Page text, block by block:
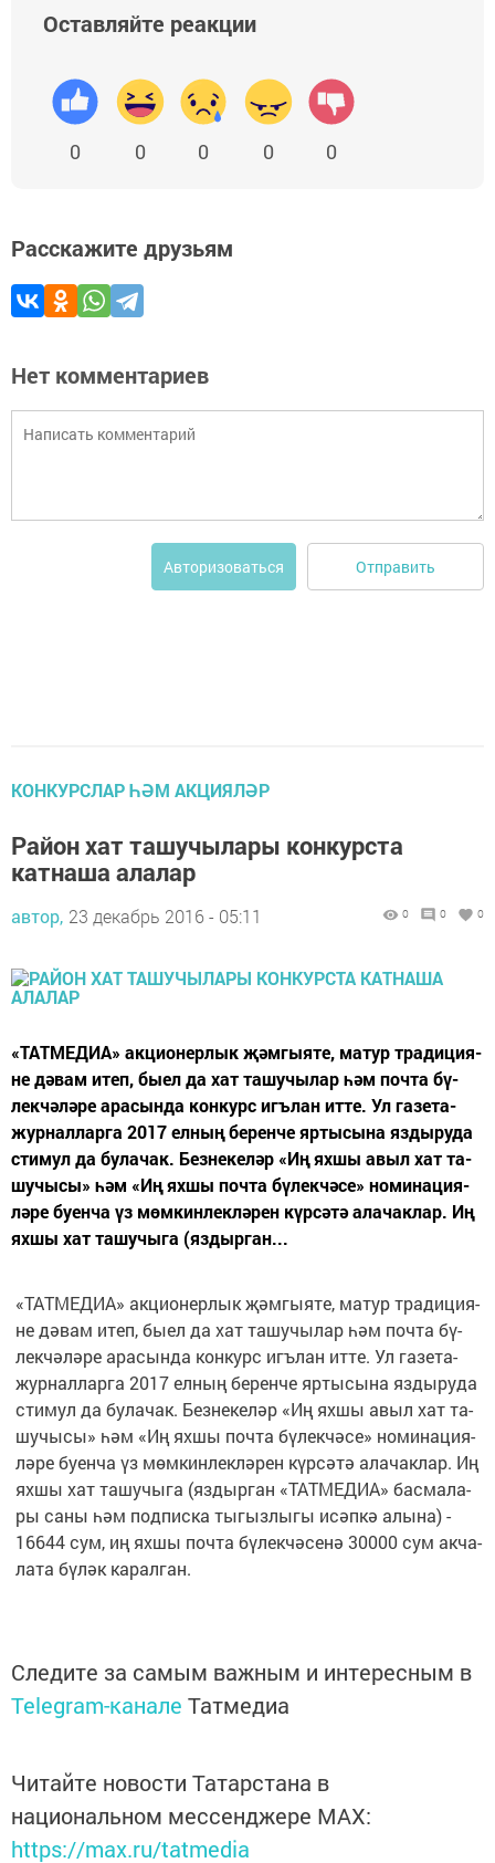
Оставляйте реакции
0 0 0 0 0
Расскажите друзьям
Нет комментариев
Авторизоваться Отправить
КОНКУРСЛАР ҺӘМ АКЦИЯЛӘР
Район хат ташучылары конкурста
катнаша алалар
автор, 23 декабрь 2016 - 05:11 0 0 0
«ТАТ­МЕ­ДИ­А» ак­ци­о­нер­лык җәм­гы­я­те, ма­тур тра­ди­ци­я­
не дә­вам итеп, бы­ел да хат та­шу­чы­лар һәм поч­та бү­
лек­чә­лә­ре ара­сын­да кон­курс игъ­лан ит­те. Ул га­зе­та-
жур­нал­лар­га 2017 ел­ның бе­рен­че яр­ты­сы­на яз­ды­ру­да
сти­мул да бу­ла­чак. Без­не­ке­ләр «Иң ях­шы авыл хат та­
шу­чы­сы» һәм «Иң ях­шы поч­та бү­лек­чә­се» но­ми­на­ци­я­
лә­ре бу­ен­ча үз мөм­кин­лек­лә­рен күр­сә­тә ала­чак­лар. Иң
ях­шы хат та­шу­чы­га (яз­дыр­ган...
«ТАТ­МЕ­ДИ­А» ак­ци­о­нер­лык җәм­гы­я­те, ма­тур тра­ди­ци­я­
не дә­вам итеп, бы­ел да хат та­шу­чы­лар һәм поч­та бү­
лек­чә­лә­ре ара­сын­да кон­курс игъ­лан ит­те. Ул га­зе­та-
жур­нал­лар­га 2017 ел­ның бе­рен­че яр­ты­сы­на яз­ды­ру­да
сти­мул да бу­ла­чак. Без­не­ке­ләр «Иң ях­шы авыл хат та­
шу­чы­сы» һәм «Иң ях­шы поч­та бү­лек­чә­се» но­ми­на­ци­я­
лә­ре бу­ен­ча үз мөм­кин­лек­лә­рен күр­сә­тә ала­чак­лар. Иң
ях­шы хат та­шу­чы­га (яз­дыр­ган «ТАТ­МЕ­ДИ­А» бас­ма­ла­
ры са­ны һәм под­пис­ка ты­гыз­лы­гы исәп­кә алы­на) -
16644 сум, иң ях­шы поч­та бү­лек­чә­се­нә 30000 сум ак­ча­
ла­та бү­ләк ка­ра­л­ган.
Следите за самым важным и интересным в
Telegram-канале Татмедиа
Читайте новости Татарстана в
национальном мессенджере MАХ:
https://max.ru/tatmedia